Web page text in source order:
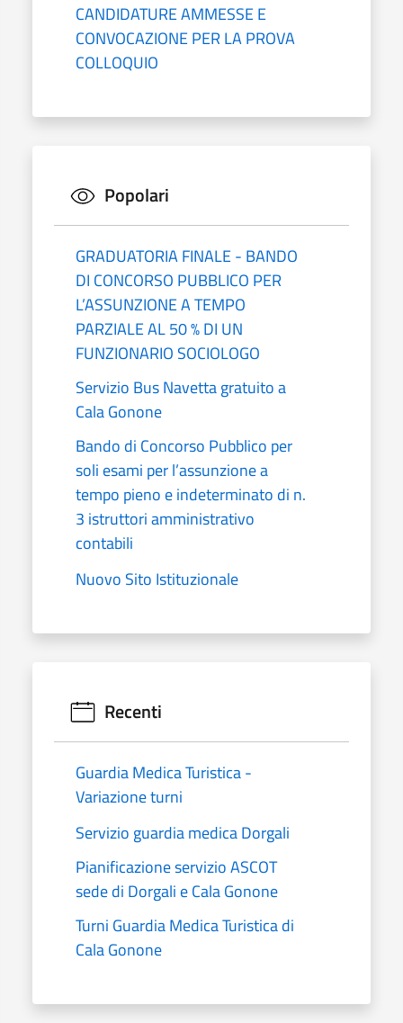
CANDIDATURE AMMESSE E
CONVOCAZIONE PER LA PROVA
COLLOQUIO
Popolari
GRADUATORIA FINALE - BANDO
DI CONCORSO PUBBLICO PER
L’ASSUNZIONE A TEMPO
PARZIALE AL 50 % DI UN
FUNZIONARIO SOCIOLOGO
Servizio Bus Navetta gratuito a
Cala Gonone
Bando di Concorso Pubblico per
soli esami per l’assunzione a
tempo pieno e indeterminato di n.
3 istruttori amministrativo
contabili
Nuovo Sito Istituzionale
Recenti
Guardia Medica Turistica -
Variazione turni
Servizio guardia medica Dorgali
Pianificazione servizio ASCOT
sede di Dorgali e Cala Gonone
Turni Guardia Medica Turistica di
Cala Gonone